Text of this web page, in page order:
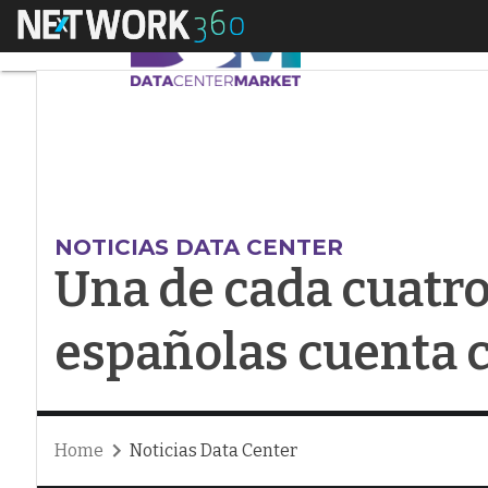
Menú
NOTICIAS DATA CENTER
Una de cada
españolas cuenta
Home Noticias Data Center